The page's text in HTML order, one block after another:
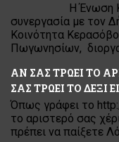
Η Ένωση
συνεργασία με τον
Κοινότητα
Πωγωνησίων,
ΑΝ ΣΑΣ ΤΡΩΕΙ ΤΟ
ΣΑΣ ΤΡΩΕΙ ΤΟ ΔΕΞΙ
Όπως γράφει το
το αριστερό σας
πρέπει να παίξετε